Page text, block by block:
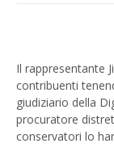
Il rappresentante
contribuenti
giudiziario della
procuratore
conservatori lo